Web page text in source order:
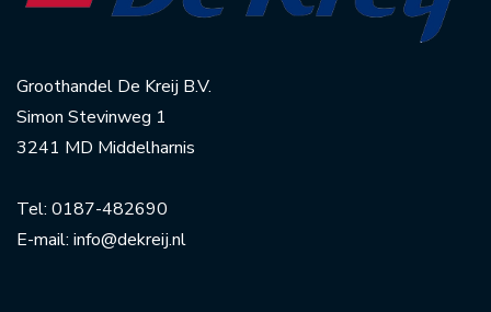
Groothandel De Kreij B.V.
Simon Stevinweg 1
3241 MD Middelharnis
Tel: 0187-482690
E-mail: info@dekreij.nl